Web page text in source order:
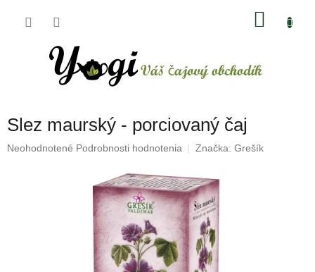
Slez maurský - porciovaný čaj
Priemerné
Neohodnotené Podrobnosti hodnotenia Značka: Grešík